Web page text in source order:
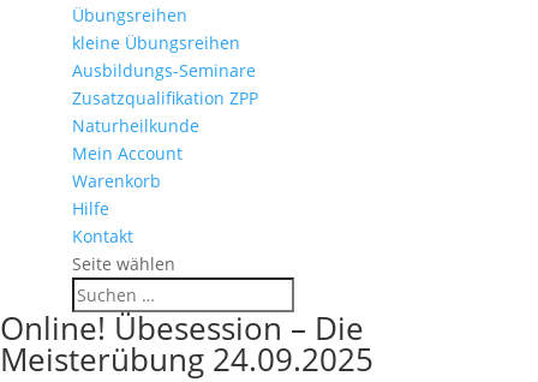
Übungsreihen
kleine Übungsreihen
Ausbildungs-Seminare
Zusatzqualifikation ZPP
Naturheilkunde
Mein Account
Warenkorb
Hilfe
Kontakt
Seite wählen
Online! Übesession – Die
Meisterübung 24.09.2025